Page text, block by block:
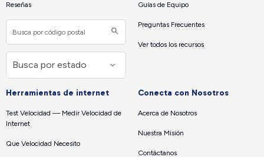
Reseñas Guías de Equipo
Preguntas Frecuentes
Ver todos los recursos
Herramientas de internet
Test Velocidad — Medir Velocidad de
Internet
Que Velocidad Necesito
Conecta con Nosotros
Acerca de Nosotros
Nuestra Misión
Contáctanos